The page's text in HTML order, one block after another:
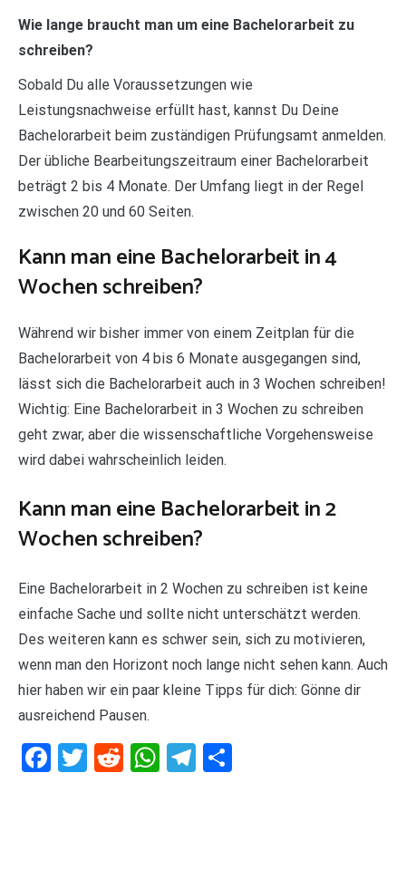
Wie lange braucht man um eine Bachelorarbeit zu
schreiben?
Sobald Du alle Voraussetzungen wie
Leistungsnachweise erfüllt hast, kannst Du Deine
Bachelorarbeit beim zuständigen Prüfungsamt anmelden.
Der übliche Bearbeitungszeitraum einer Bachelorarbeit
beträgt 2 bis 4 Monate. Der Umfang liegt in der Regel
zwischen 20 und 60 Seiten.
Kann man eine Bachelorarbeit in 4
Wochen schreiben?
Während wir bisher immer von einem Zeitplan für die
Bachelorarbeit von 4 bis 6 Monate ausgegangen sind,
lässt sich die Bachelorarbeit auch in 3 Wochen schreiben!
Wichtig: Eine Bachelorarbeit in 3 Wochen zu schreiben
geht zwar, aber die wissenschaftliche Vorgehensweise
wird dabei wahrscheinlich leiden.
Kann man eine Bachelorarbeit in 2
Wochen schreiben?
Eine Bachelorarbeit in 2 Wochen zu schreiben ist keine
einfache Sache und sollte nicht unterschätzt werden.
Des weiteren kann es schwer sein, sich zu motivieren,
wenn man den Horizont noch lange nicht sehen kann. Auch
hier haben wir ein paar kleine Tipps für dich: Gönne dir
ausreichend Pausen.
Facebook
Twitter
RedditWhatsApp
Telegram